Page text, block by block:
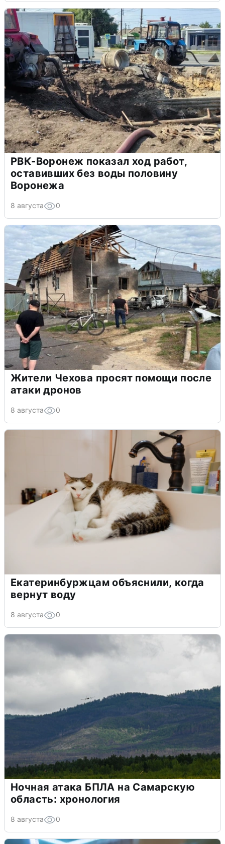
РВК-Воронеж показал ход работ,
оставивших без воды половину
Воронежа
8 августа 0
Жители Чехова просят помощи после
атаки дронов
8 августа 0
Екатеринбуржцам объяснили, когда
вернут воду
8 августа 0
Ночная атака БПЛА на Самарскую
область: хронология
8 августа 0